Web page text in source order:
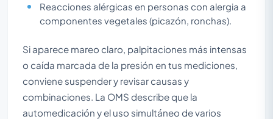
Reacciones alérgicas en personas con alergia a
componentes vegetales (picazón, ronchas).
Si aparece mareo claro, palpitaciones más intensas
o caída marcada de la presión en tus mediciones,
conviene suspender y revisar causas y
combinaciones. La OMS describe que la
automedicación y el uso simultáneo de varios